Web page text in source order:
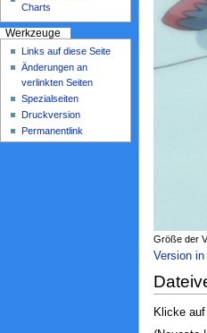
Größe der
Version in
Klicke
Werkzeuge
Links auf diese Seite
Änderungen an
verlinkten Seiten
Spezialseiten
Druckversion
Permanentlink